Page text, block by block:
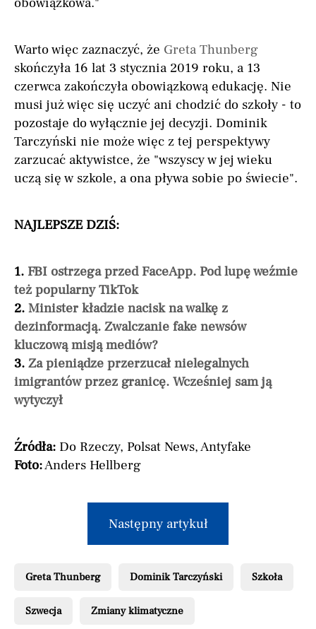
Warto więc zaznaczyć, że Greta Thunberg
skończyła 16 lat 3 stycznia 2019 roku, a 13
czerwca zakończyła obowiązkową edukację. Nie
musi już więc się uczyć ani chodzić do szkoły - to
pozostaje do wyłącznie jej decyzji. Dominik
Tarczyński nie może więc z tej perspektywy
zarzucać aktywistce, że "wszyscy w jej wieku
uczą się w szkole, a ona pływa sobie po świecie".
NAJLEPSZE DZIŚ:
1. FBI ostrzega przed FaceApp. Pod lupę weźmie
też popularny TikTok
2. Minister kładzie nacisk na walkę z
dezinformacją. Zwalczanie fake newsów
kluczową misją mediów?
3. Za pieniądze przerzucał nielegalnych
imigrantów przez granicę. Wcześniej sam ją
wytyczył
Źródła: Do Rzeczy, Polsat News, Antyfake
Foto:Anders Hellberg
Następny artykuł
Greta Thunberg Dominik Tarczyński Szkoła
Szwecja Zmiany klimatyczne